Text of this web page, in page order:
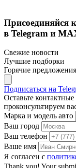
Присоединяйся
в Telegram и
Свежие новости
Лучшие подборки
Горячие предложения
Подписаться на
Оставьте
проконсультируем
Марка и модель авто
Ваш город
Ваш телефон
Ваше имя
Я согласен с